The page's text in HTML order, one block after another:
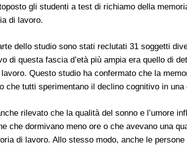
gli studenti a test di richiamo della
di lavoro.
dello studio sono stati reclutati 31 soggetti
di questa fascia d’età più ampia era quello di
Questo studio ha confermato che la
che tutti sperimentano il declino cognitivo in
rilevato che la qualità del sonno e l’umore
che dormivano meno ore o che avevano una
di lavoro. Allo stesso modo, anche le